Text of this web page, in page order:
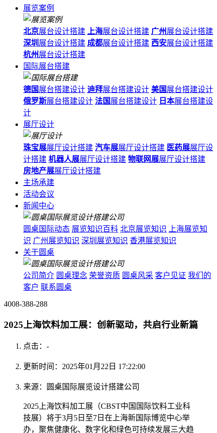
展览案例
北京展台设计搭建 上海展台设计搭建 广州展台设计搭建
深圳 展台设计搭建 成都展台设计搭建 西安展台设计搭建
杭州展台设计搭建
国际展台搭建
德国 展台搭建设计 迪拜展台搭建设计 美国 展台搭建设计
俄罗斯展台搭建设计 法国 展台搭建设计 日本展台搭建设
计
展厅设计
珠宝展展厅设计搭建 汽车展展厅设计搭建 医药展展厅设
计搭建 机器人展展厅设计搭建 物联网展展厅设计搭建
房地产展展厅设计搭建
主场承建
活动会议
新闻中心
圆桌国际动态 展览知识百科 北京展览知识
上海展览知
识 广州展览知识 深圳展览知识 香港展览知识
关于圆桌
公司简介 圆桌理念 荣誉资质 圆桌风采 客户见证 我们的
客户 联系圆桌
4008-388-288
2025上海饮料加工展：创新驱动，共启行业新篇
点击： -
更新时间：2025年01月22日 17:22:00
来源：圆桌国际展览设计搭建公司
2025上海饮料加工展（CBST中国国际饮料工业科
技展）将于3月5日至7日在上海新国际博览中心举
办，聚焦健康化、数字化和绿色可持续发展三大趋